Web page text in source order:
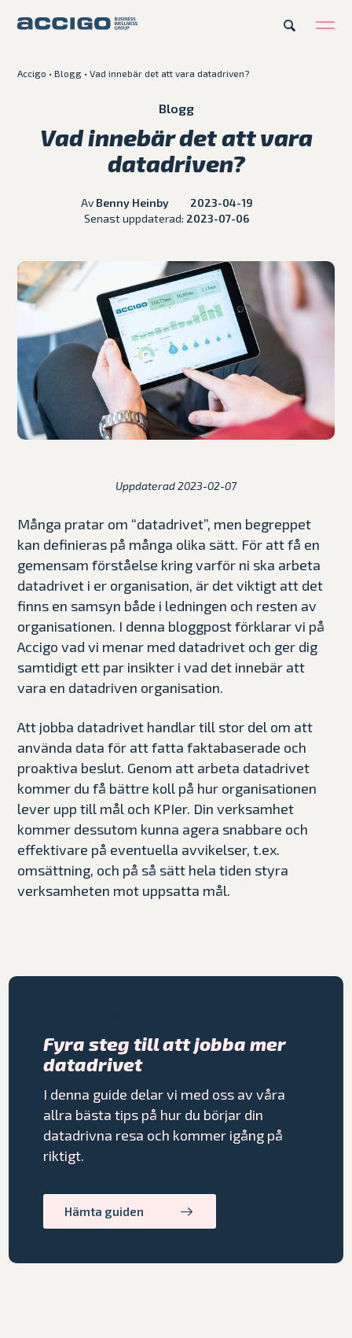
Erbjudande
Om Accigo
Våra case
Accigo •Blogg •Vad innebär det att vara datadriven?
Blogg
Vad innebär det att vara
datadriven?
Av Benny Heinby
2023-04-19
Senast uppdaterad: 2023-07-06
Uppdaterad 2023-02-07
Många pratar om “datadrivet”, men begreppet
kan definieras på många olika sätt. För att få en
gemensam förståelse kring varför ni ska arbeta
datadrivet i er organisation, är det viktigt att det
finns en samsyn både i ledningen och resten av
organisationen. I denna bloggpost förklarar vi på
Accigo vad vi menar med datadrivet och ger dig
samtidigt ett par insikter i vad det innebär att
vara en datadriven organisation.
Att jobba datadrivet handlar till stor del om att
använda data för att fatta faktabaserade och
proaktiva beslut. Genom att arbeta datadrivet
kommer du få bättre koll på hur organisationen
lever upp till mål och KPIer. Din verksamhet
kommer dessutom kunna agera snabbare och
effektivare på eventuella avvikelser, t.ex.
omsättning, och på så sätt hela tiden styra
verksamheten mot uppsatta mål.
Fyra steg till att jobba mer
datadrivet
I denna guide delar vi med oss av våra
allra bästa tips på hur du börjar din
datadrivna resa och kommer igång på
riktigt.
Hämta guiden